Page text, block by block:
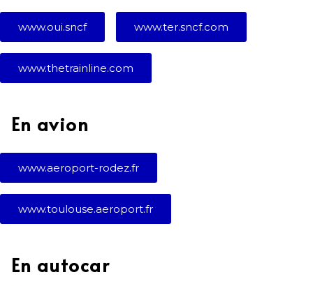
www.oui.sncf www.ter.sncf.com
www.thetrainline.com
En avion
www.aeroport-rodez.fr
www.toulouse.aeroport.fr
En autocar